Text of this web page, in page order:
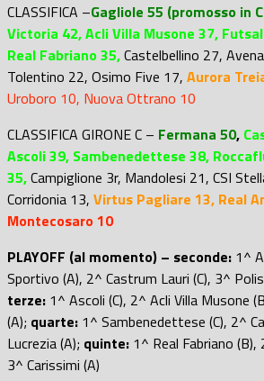
CLASSIFICA –Gagliole 55 (promosso in
Victoria 42, Acli Villa Musone 37,
Real Fabriano 35,Castelbellino 27,
Tolentino 22, Osimo Five 17, Aurora
Uroboro 10, Nuova Ottrano 10
CLASSIFICA GIRONE C – Fermana 50,
Ascoli 39, Sambenedettese 38,
35,Campiglione 3r, Mandolesi 21, CSI
Corridonia 13, Virtus Pagliare 13, Real
Montecosaro 10
PLAYOFF (al momento) – seconde: 1^
Sportivo (A), 2^ Castrum Lauri (C), 3^
terze: 1^ Ascoli (C), 2^ Acli Villa Musone
(A); quarte: 1^ Sambenedettese (C), 2^
Lucrezia (A); quinte: 1^ Real Fabriano
3^ Carissimi (A)